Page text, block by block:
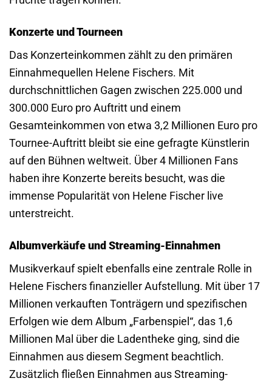
Konzerte und Tourneen
Das Konzerteinkommen zählt zu den primären
Einnahmequellen Helene Fischers. Mit
durchschnittlichen Gagen zwischen 225.000 und
300.000 Euro pro Auftritt und einem
Gesamteinkommen von etwa 3,2 Millionen Euro pro
Tournee-Auftritt bleibt sie eine gefragte Künstlerin
auf den Bühnen weltweit. Über 4 Millionen Fans
haben ihre Konzerte bereits besucht, was die
immense Popularität von Helene Fischer live
unterstreicht.
Albumverkäufe und Streaming-Einnahmen
Musikverkauf spielt ebenfalls eine zentrale Rolle in
Helene Fischers finanzieller Aufstellung. Mit über 17
Millionen verkauften Tonträgern und spezifischen
Erfolgen wie dem Album „Farbenspiel“, das 1,6
Millionen Mal über die Ladentheke ging, sind die
Einnahmen aus diesem Segment beachtlich.
Zusätzlich fließen Einnahmen aus Streaming-